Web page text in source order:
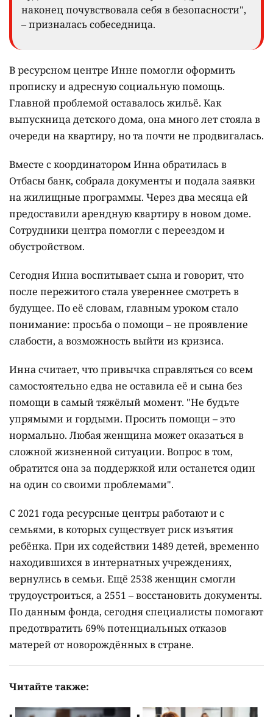
наконец почувствовала себя в безопасности",
– призналась собеседница.
В ресурсном центре Инне помогли оформить
прописку и адресную социальную помощь.
Главной проблемой оставалось жильё. Как
выпускница детского дома, она много лет стояла в
очереди на квартиру, но та почти не продвигалась.
Вместе с координатором Инна обратилась в
Отбасы банк, собрала документы и подала заявки
на жилищные программы. Через два месяца ей
предоставили арендную квартиру в новом доме.
Сотрудники центра помогли с переездом и
обустройством.
Сегодня Инна воспитывает сына и говорит, что
после пережитого стала увереннее смотреть в
будущее. По её словам, главным уроком стало
понимание: просьба о помощи – не проявление
слабости, а возможность выйти из кризиса.
Инна считает, что привычка справляться со всем
самостоятельно едва не оставила её и сына без
помощи в самый тяжёлый момент. "Не будьте
упрямыми и гордыми. Просить помощи – это
нормально. Любая женщина может оказаться в
сложной жизненной ситуации. Вопрос в том,
обратится она за поддержкой или останется один
на один со своими проблемами".
С 2021 года ресурсные центры работают и с
семьями, в которых существует риск изъятия
ребёнка. При их содействии 1489 детей, временно
находившихся в интернатных учреждениях,
вернулись в семьи. Ещё 2538 женщин смогли
трудоустроиться, а 2551 – восстановить документы.
По данным фонда, сегодня специалисты помогают
предотвратить 69% потенциальных отказов
матерей от новорождённых в стране.
Читайте также: